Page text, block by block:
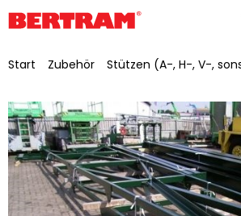
Start Zubehör Stützen (A-, H-, V-,